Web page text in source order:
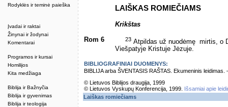
Rodyklės ir teminė paieška
Įvadai ir raktai
Žinynai ir žodynai
Komentarai
Programos ir kursai
Homilijos
Kita medžiaga
Biblija ir Bažnyčia
Biblija ir gyvenimas
Biblija ir teologija
LAIŠKAS ROMIEČIAMS
Krikštas
Rom 6 23 Atpildas už nuodėmę ­ mirtis, o
Viešpatyje Kristuje Jėzuje.
BIBLIOGRAFINIAI DUOMENYS:
BIBLIJA arba ŠVENTASIS RAŠTAS. Ekumeninis
© Lietuvos Biblijos draugija, 1999
© Lietuvos Vyskupų Konferencija, 1999.
Išsamiai apie
Laiškas romiečiams